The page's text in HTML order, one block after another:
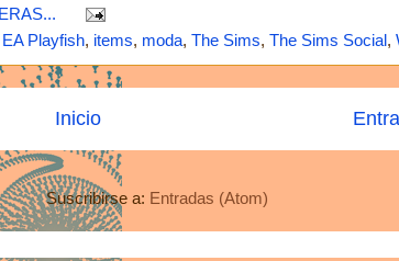
EA Playfish, items, moda, The Sims, The Sims Social,
Inicio
Suscribirse a: Entradas (Atom)